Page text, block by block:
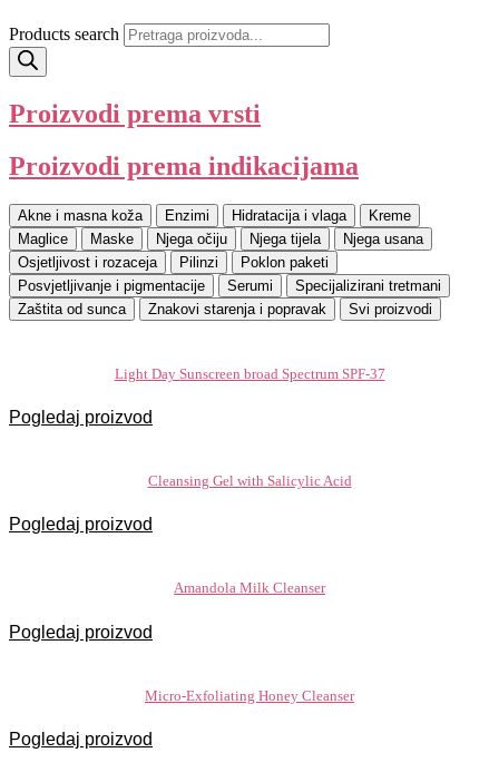
Products search
Proizvodi prema vrsti
Proizvodi prema indikacijama
Akne i masna koža Enzimi Hidratacija i vlaga
Kreme
Maglice
Maske Njega očiju Njega tijela
Njega usana
Osjetljivost i rozaceja
Pilinzi
Poklon paketi
Posvjetljivanje i pigmentacije
Serumi
Specijalizirani tretmani
Zaštita od sunca
Znakovi starenja i popravak Svi proizvodi
Light Day Sunscreen broad Spectrum SPF-37
Pogledaj proizvod
Cleansing Gel with Salicylic Acid
Pogledaj proizvod
Amandola Milk Cleanser
Pogledaj proizvod
Micro-Exfoliating Honey Cleanser
Pogledaj proizvod